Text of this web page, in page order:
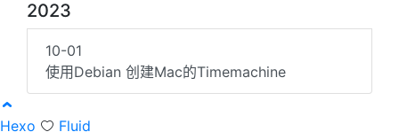
2023
10-01
使用Debian 创建Mac的Timemachine
Hexo Fluid